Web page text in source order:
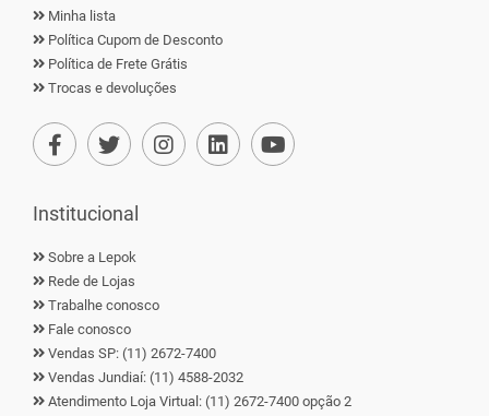
Minha lista
Política Cupom de Desconto
Política de Frete Grátis
Trocas e devoluções
Institucional
Sobre a Lepok
Rede de Lojas
Trabalhe conosco
Fale conosco
Vendas SP: (11) 2672-7400
Vendas Jundiaí: (11) 4588-2032
Atendimento Loja Virtual: (11) 2672-7400 opção 2